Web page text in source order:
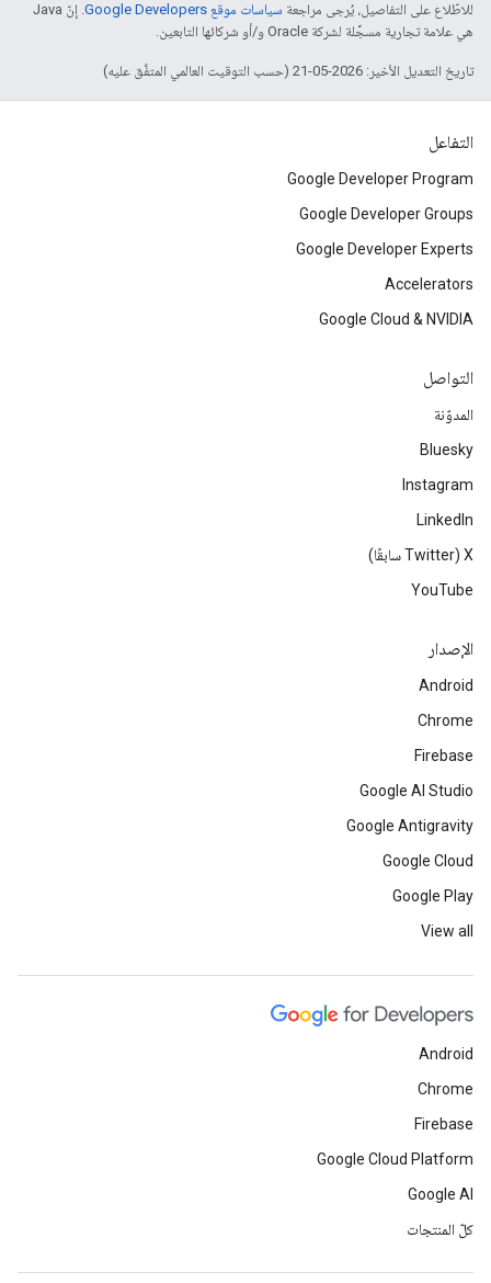
للاطّلاع على التفاصيل، يُرجى مراجعة سياسات موقع Google Developers‏
. إنّ Java
هي علامة تجارية مسجَّلة لشركة Oracle و/أو شركائها التابعين.
تاريخ التعديل الأخير: 2026-05-21 (حسب التوقيت العالمي المتفَّق عليه)
التفاعل
Google Developer Program
Google Developer Groups
Google Developer Experts
Accelerators
Google Cloud & NVIDIA
التواصل
المدوّنة
Bluesky
Instagram
LinkedIn
‫X ‏(Twitter سابقًا)
YouTube
الإصدار
Android
Chrome
Firebase
Google AI Studio
Google Antigravity
Google Cloud
Google Play
View all
Android
Chrome
Firebase
Google Cloud Platform
Google AI
كلّ المنتجات